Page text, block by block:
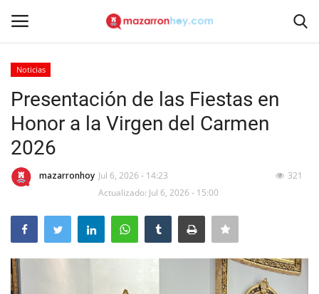
Inicio
Mazarrón Hoy
Entrevistas
Noticias
Presentación de las Fiestas en
Honor a la Virgen del Carmen
2026
mazarronhoy Jul 6, 2026 - 14:23
Actualizado: Jul 6, 2026 - 15:00
321